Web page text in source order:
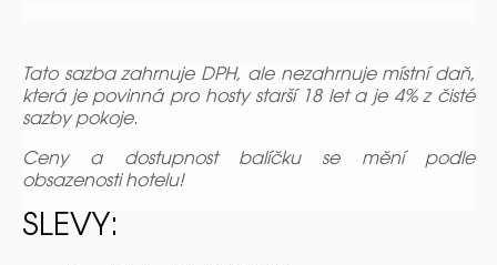
Tato sazba zahrnuje DPH, ale nezahrnuje místní daň,
která je povinná pro hosty starší 18 let a je 4% z čisté
sazby pokoje.
Ceny a dostupnost balíčku se mění podle
obsazenosti hotelu!
SLEVY: